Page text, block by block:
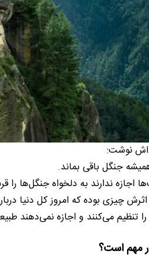
نوشت:
ندارند به دلخواه جنگل‌ها را
چیزی بوده که امروز کل دنیا
را تنظیم می‌کنند و اجازه نمی‌دهند
مهم است؟